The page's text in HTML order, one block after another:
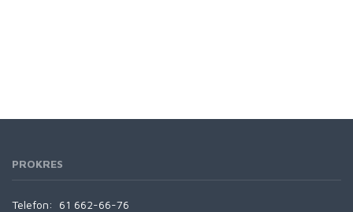
PROKRES
Telefon:
61 662-66-76